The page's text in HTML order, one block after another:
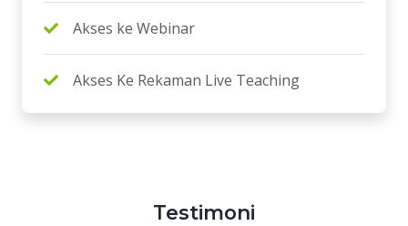
Akses ke Webinar
Akses Ke Rekaman Live Teaching
Testimoni